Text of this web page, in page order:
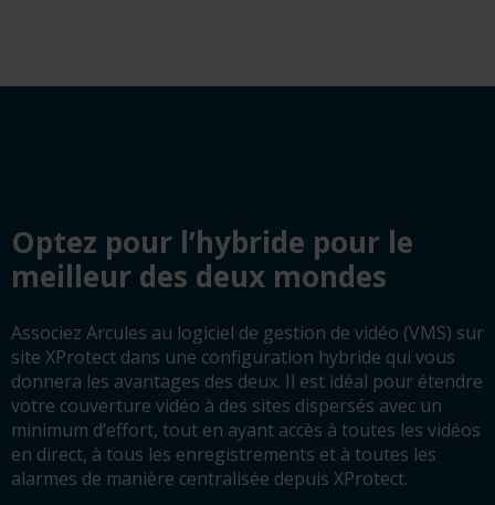
Optez pour l’hybride pour le
meilleur des deux mondes
Associez Arcules au logiciel de gestion de vidéo (VMS) sur
site XProtect dans une configuration hybride qui vous
donnera les avantages des deux. Il est idéal pour étendre
votre couverture vidéo à des sites dispersés avec un
minimum d’effort, tout en ayant accès à toutes les vidéos
en direct, à tous les enregistrements et à toutes les
alarmes de manière centralisée depuis XProtect.